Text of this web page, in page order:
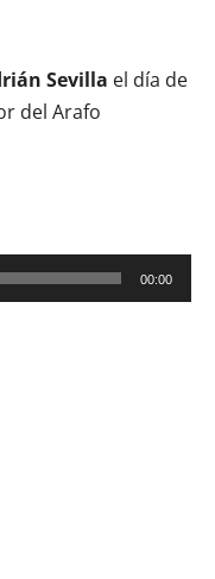
Sevilla el día de
del Arafo
00:00